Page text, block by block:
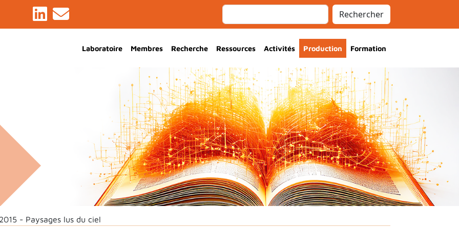
Main Navigation
Laboratoire Membres Recherche Ressources Activités Production Formation
2015 - Paysages lus du ciel